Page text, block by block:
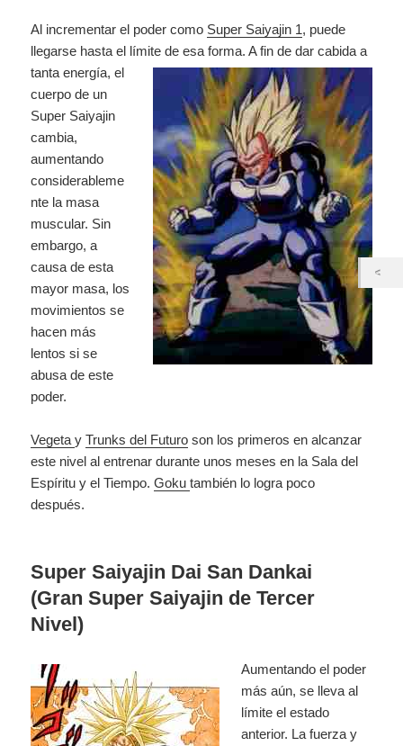
Al incrementar el poder como Super Saiyajin 1, puede
llegarse hasta el límite deesa forma. A fin de dar cabida a
tanta energía, el
cuerpo de un
Super Saiyajin
cambia,
aumentando
considerableme
nte la masa
muscular. Sin
embargo, a
causa de esta
mayor masa, los
movimientos se
hacen más
lentos si se
abusa de este
poder.
VegetayTrunks del Futuro son los primeros en alcanzar
este nivel al entrenar durante unos meses en la Sala del
Espíritu y el Tiempo.Gokutambién lo logra poco
después.
Super Saiyajin Dai San Dankai
(Gran Super Saiyajin de Tercer
Nivel)
Aumentando el poder
más aún, se lleva al
límite el estado
anterior. La fuerza y